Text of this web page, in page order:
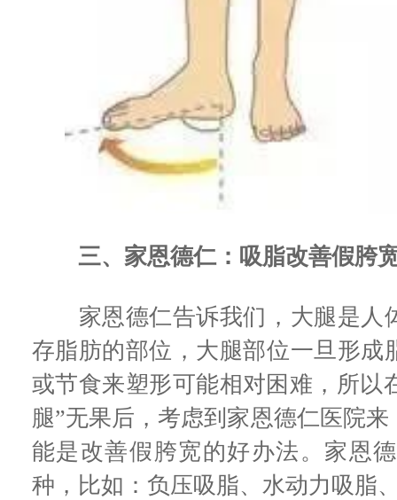
三、家恩德仁：吸脂改善假胯
家恩德仁告诉我们，大腿是人
存脂肪的部位，大腿部位一旦形成
或节食来塑形可能相对困难，所以
腿”无果后，考虑到家恩德仁医院
能是改善假胯宽的好办法。家恩
种，比如：负压吸脂、水动力吸脂